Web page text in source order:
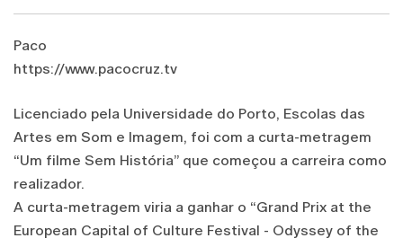
Paco
https://www.pacocruz.tv
Licenciado pela Universidade do Porto, Escolas das
Artes em Som e Imagem, foi com a curta-metragem
“Um filme Sem História” que começou a carreira como
realizador.
A curta-metragem viria a ganhar o “Grand Prix at the
European Capital of Culture Festival - Odyssey of the